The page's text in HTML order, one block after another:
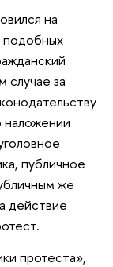
на
подобных
случае за
наложении
публичное
же
действие
протеста»,